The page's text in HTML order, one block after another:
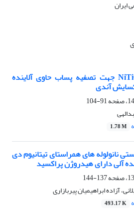
تهیه الکتروکاتالیست NiTiO3 جهت تصفیه پساب حاوی آلاینده
آندی
91-104
1.78 M
نانولوله های هم‏راستای تیتانیوم دی
آلی دارای هیدروژن پراکسید
137-144
آزاده ابراهیمیان پیربازاری
493.17 K